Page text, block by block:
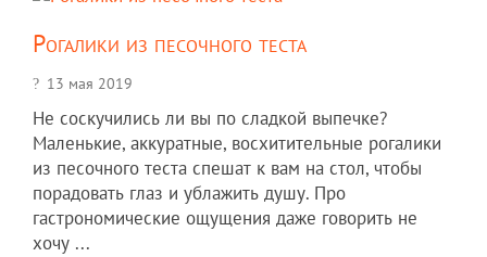
Рогалики из песочного теста
13 мая 2019
Не соскучились ли вы по сладкой выпечке?
Маленькие, аккуратные, восхитительные рогалики
из песочного теста спешат к вам на стол, чтобы
порадовать глаз и ублажить душу. Про
гастрономические ощущения даже говорить не
хочу ...